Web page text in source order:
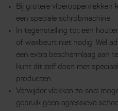
Bij grotere vloeroppervlakken
een speciale schrobmachine.
In tegenstelling tot een
of waxbeurt niet nodig. Wel
een extra beschermlaag aan
kunt dit zelf doen met
producten.
Verwijder vlekken zo snel
gebruik geen agressieve